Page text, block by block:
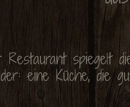
Restaurant spiegelt
eine Küche, die